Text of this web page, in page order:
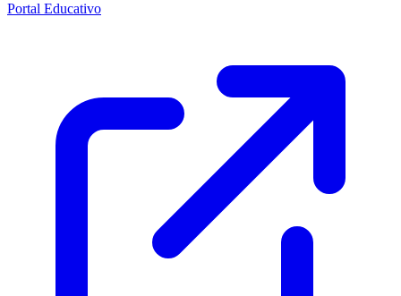
Portal Educativo